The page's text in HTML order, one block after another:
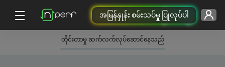
အမြန်နှုန်း စမ်းသပ်မှု ပြုလုပ်ပါ
တိုင်းတာမှု ဆက်လက်လုပ်ဆောင်နေသည်